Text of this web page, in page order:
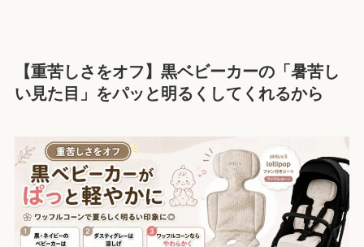
【重苦しさをオフ】黒ベビーカーの「暑苦し
い見た目」をパッと明るくしてくれるから